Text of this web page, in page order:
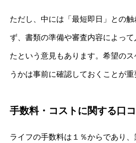
ただし、中には「最短即日」との
ず、書類の準備や審査内容によっ
たという意見もあります。希望の
うかは事前に確認しておくことが重
手数料・コストに関する口コ
ライフの手数料は１％からであり